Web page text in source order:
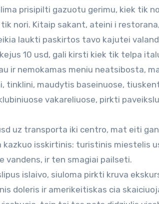
prisipilti gazuotu gerimu, kiek tik
nori. Kitaip sakant, ateini i
laukti paskirtos tavo kajutei
10 usd, gali kirsti kiek tik telpa
ir nemokamas meniu neatsibosta,
tinklini, maudytis baseinuose,
vakareliuose, pirkti
uz transporta iki centro, mat eiti
kazkuo isskirtinis: turistinis miestelis
vandens, ir ten smagiai pailseti.
islaivo, siuloma pirkti kruva
doleris ir amerikeitiskas cia